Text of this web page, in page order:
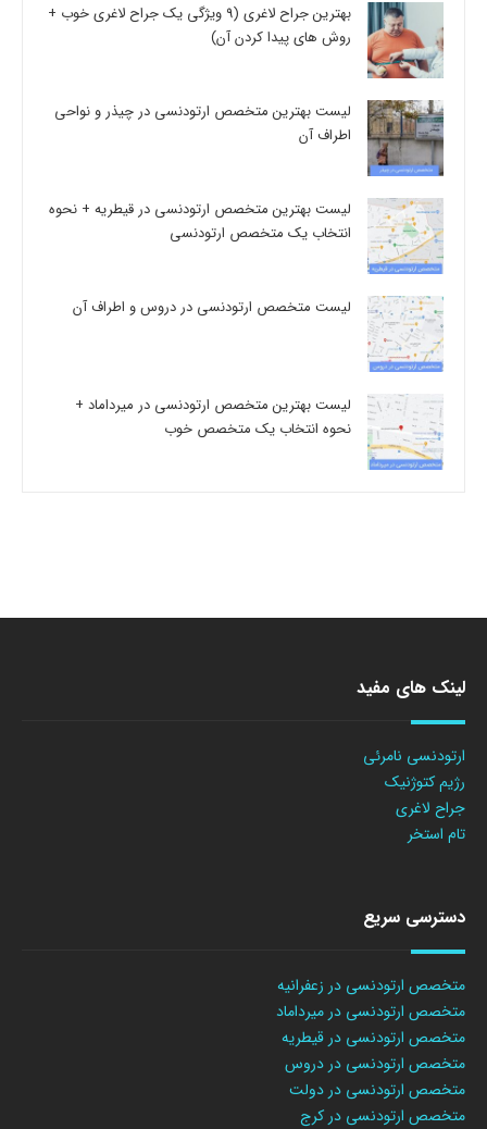
بهترین جراح لاغری (9 ویژگی یک جراح لاغری خوب +
روش های پیدا کردن آن)
لیست بهترین متخصص ارتودنسی در چیذر و نواحی
اطراف آن
لیست بهترین متخصص ارتودنسی در قیطریه + نحوه
انتخاب یک متخصص ارتودنسی
لیست متخصص ارتودنسی در دروس و اطراف آن
لیست بهترین متخصص ارتودنسی در میرداماد +
نحوه انتخاب یک متخصص خوب
لینک های مفید
ارتودنسی نامرئی
رژیم کتوژنیک
جراح لاغری
تام استخر
دسترسی سریع
متخصص ارتودنسی در زعفرانیه
متخصص ارتودنسی در میرداماد
متخصص ارتودنسی در قیطریه
متخصص ارتودنسی در دروس
متخصص ارتودنسی در دولت
متخصص ارتودنسی در کرج